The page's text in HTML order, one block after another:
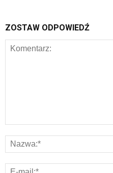
ZOSTAW ODPOWIEDŹ